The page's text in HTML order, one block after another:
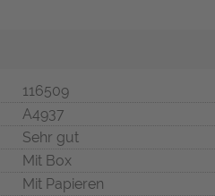
116509
A4937
Sehr gut
Mit Box
Mit Papieren